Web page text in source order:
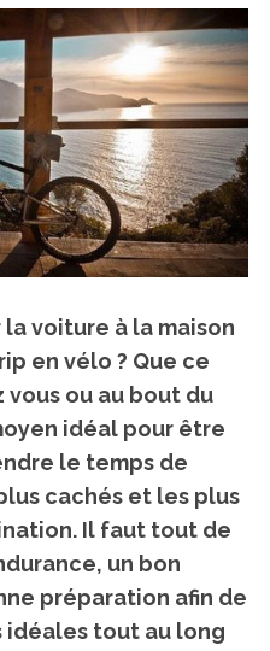
voiture à la maison
en vélo ? Que ce
vous ou au bout du
idéal pour être
le temps de
cachés et les plus
Il faut tout de
un bon
préparation afin de
idéales tout au long